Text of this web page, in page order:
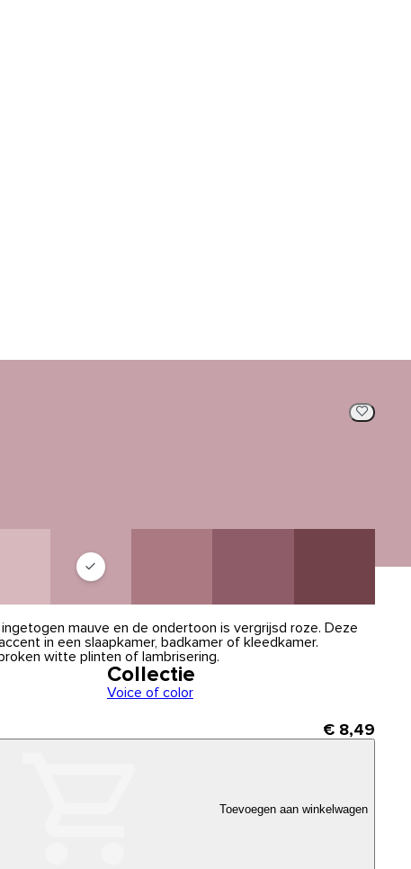
mauve en de ondertoon is vergrijsd roze. Deze
in een slaapkamer, badkamer of kleedkamer.
witte plinten of lambrisering.
Collectie
Voice of color
€ 8,49
Toevoegen aan winkelwagen